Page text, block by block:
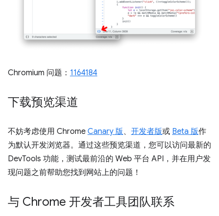
Chromium 问题： 1164184
下载预览渠道
不妨考虑使用 Chrome Canary 版 、 开发者版或 Beta 版作
为默认开发浏览器。通过这些预览渠道，您可以访问最新的
DevTools 功能，测试最前沿的 Web 平台 API，并在用户发
现问题之前帮助您找到网站上的问题！
与 Chrome 开发者工具团队联系